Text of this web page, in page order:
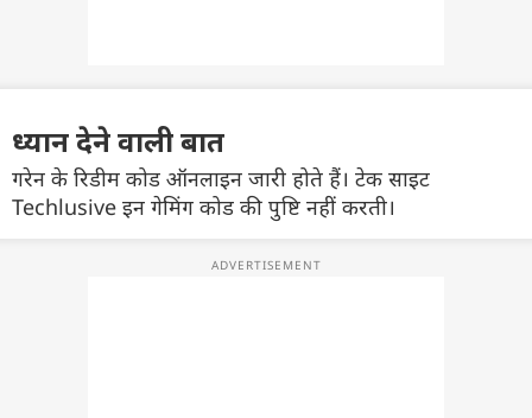
ध्यान देने वाली बात
गरेन के रिडीम कोड ऑनलाइन जारी होते हैं। टेक साइट
Techlusive इन गेमिंग कोड की पुष्टि नहीं करती।